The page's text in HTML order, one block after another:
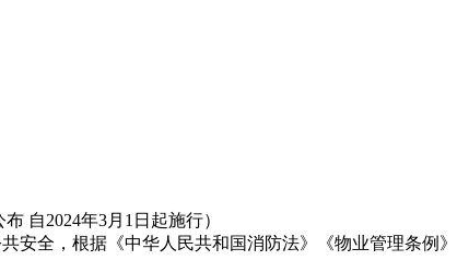
自2024年3月1日起施行）
全，根据《中华人民共和国消防法》《物业管理条例》